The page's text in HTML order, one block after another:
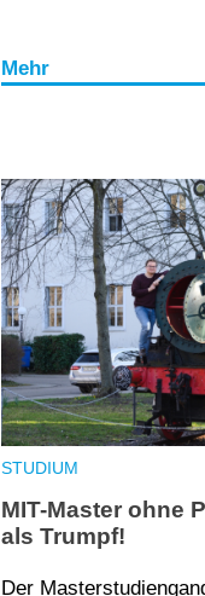
Mehr
STUDIUM
MIT-Master ohne
als Trumpf!
Der